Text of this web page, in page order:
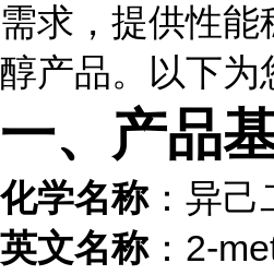
需求，提供性能
醇产品。以下为
一、产品
化学名称：异己
英文名称：2-